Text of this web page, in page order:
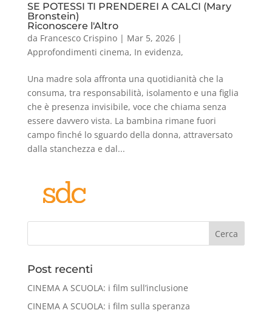
SE POTESSI TI PRENDEREI A CALCI (Mary
Bronstein)
Riconoscere l'Altro
da Francesco Crispino| Mar 5, 2026|
Approfondimenti cinema, In evidenza,
Una madre sola affronta una quotidianità che la
consuma, tra responsabilità, isolamento e una figlia
che è presenza invisibile, voce che chiama senza
essere davvero vista. La bambina rimane fuori
campo finché lo sguardo della donna, attraversato
dalla stanchezza e dal...
Cerca
Post recenti
CINEMA A SCUOLA: i film sull’inclusione
CINEMA A SCUOLA: i film sulla speranza